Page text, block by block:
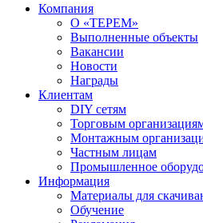
Компания
О «ТЕРЕМ»
Выполненные объекты
Вакансии
Новости
Награды
Клиентам
DIY сетям
Торговым
Монтажным
Частным лицам
Промышленное
Информация
Материалы для
Обучение